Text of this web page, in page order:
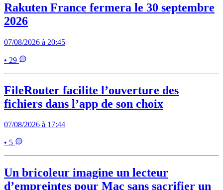
Rakuten France fermera le 30 septembre
2026
07/08/2026 à 20:45
• 29
FileRouter facilite l’ouverture des
fichiers dans l’app de son choix
07/08/2026 à 17:44
• 5
Un bricoleur imagine un lecteur
d’empreintes pour Mac sans sacrifier un